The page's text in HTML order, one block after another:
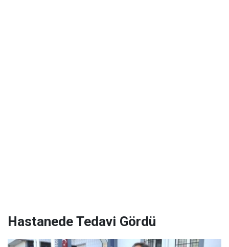
Hastanede Tedavi Gördü